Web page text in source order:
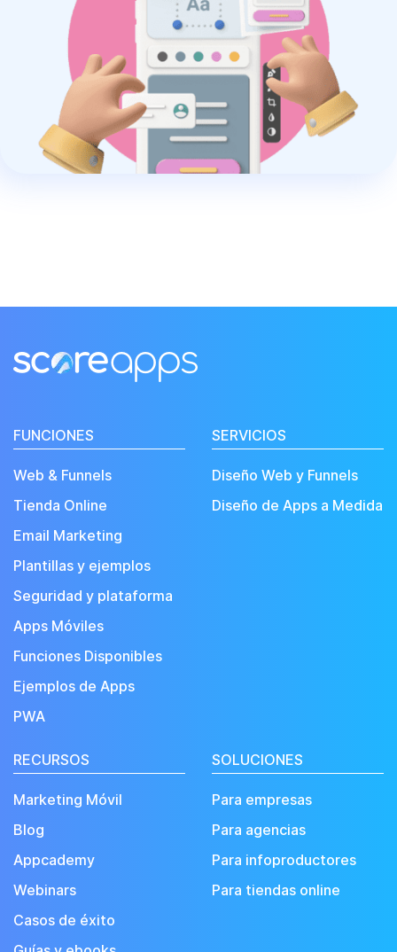
FUNCIONES
Web & Funnels
Tienda Online
Email Marketing
Plantillas y ejemplos
Seguridad y plataforma
Apps Móviles
Funciones Disponibles
Ejemplos de Apps
PWA
SERVICIOS
Diseño Web y Funnels
Diseño de Apps a Medida
SOLUCIONES
Para empresas
Para agencias
Para infoproductores
Para tiendas online
RECURSOS
Marketing Móvil
Blog
Appcademy
Webinars
Casos de éxito